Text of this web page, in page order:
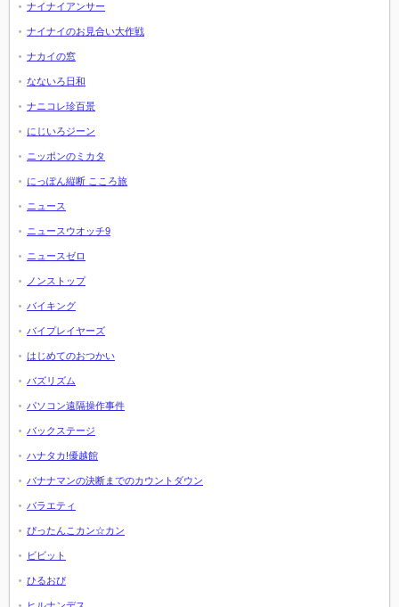
ナイナイアンサー
ナイナイのお見合い大作戦
ナカイの窓
なないろ日和
ナニコレ珍百景
にじいろジーン
ニッポンのミカタ
にっぽん縦断 こころ旅
ニュース
ニュースウオッチ9
ニュースゼロ
ノンストップ
バイキング
バイプレイヤーズ
はじめてのおつかい
バズリズム
パソコン遠隔操作事件
バックステージ
ハナタカ!優越館
バナナマンの決断までのカウントダウン
バラエティ
ぴったんこカン☆カン
ビビット
ひるおび